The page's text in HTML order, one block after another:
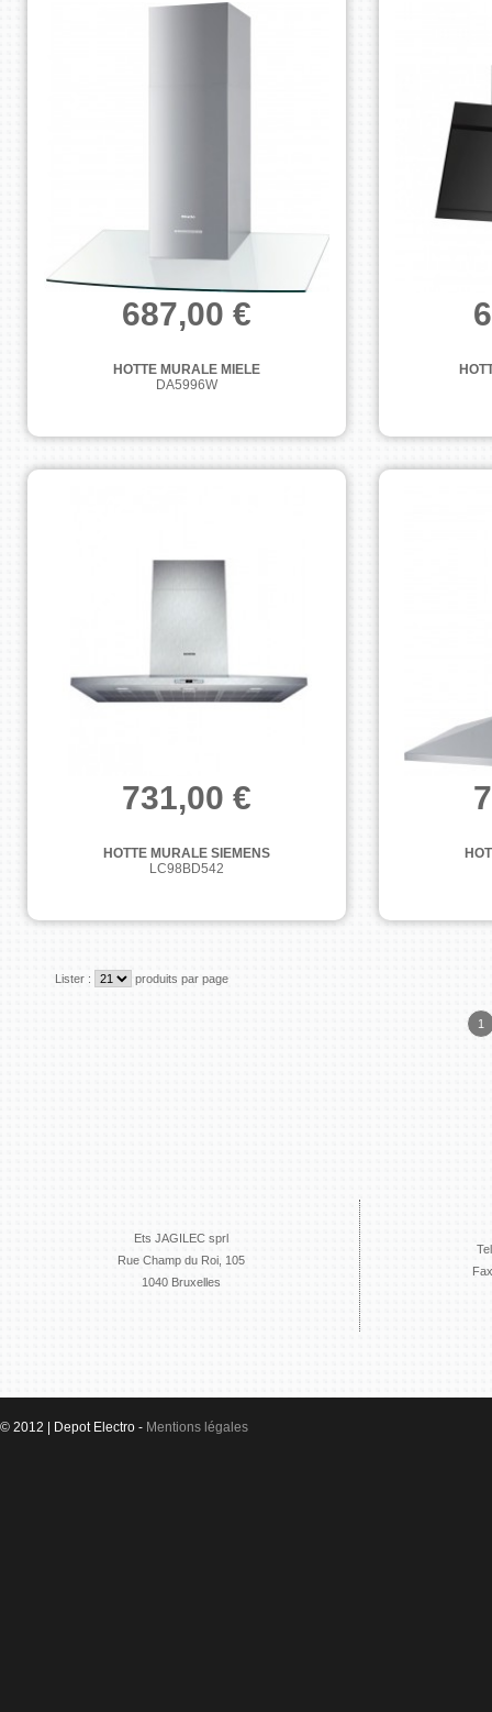
687,00 €
HOTTE MURALE MIELE
DA5996W
731,00 €
HOTTE MURALE SIEMENS
LC98BD542
Lister : produits par page
1
Ets JAGILEC sprl
Rue Champ du Roi, 105
1040 Bruxelles
© 2012 | Depot Electro - Mentions légales